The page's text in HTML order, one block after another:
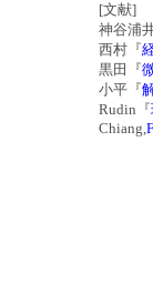
[文献]
神谷浦
西村『
黒田『
小平『
Rudin『
Chiang,